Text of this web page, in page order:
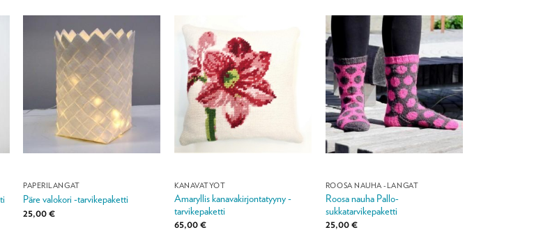
PAPERILANGAT
Päre valokori -tarvikepaketti
25,00€
KANAVATYÖT
Amaryllis kanavakirjontatyyny -
tarvikepaketti
65,00€
ROOSA NAUHA -LANGAT
Roosa nauha Pallo-
sukkatarvikepaketti
25,00€